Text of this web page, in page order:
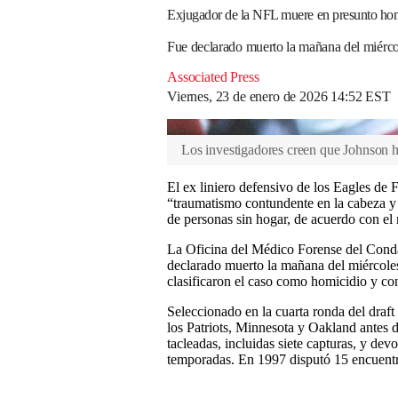
Exjugador de la NFL muere en presunto
Fue declarado muerto la mañana del
Associated Press
Viernes, 23 de enero de 2026 14:52 EST
Los investigadores creen que Johnson
El ex liniero defensivo de los Eagles de
“traumatismo contundente en la cabeza
de personas sin hogar, de acuerdo con el
La Oficina del Médico Forense del
declarado muerto la mañana del
clasificaron el caso como homicidio y
Seleccionado en la cuarta ronda del
los Patriots, Minnesota y Oakland antes
tacleadas, incluidas siete capturas, y
temporadas. En 1997 disputó 15